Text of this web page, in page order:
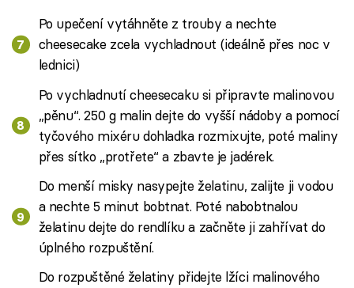
Po upečení vytáhněte z trouby a nechte
cheesecake zcela vychladnout (ideálně přes noc v
lednici)
Po vychladnutí cheesecaku si připravte malinovou
„pěnu“. 250 g malin dejte do vyšší nádoby a pomocí
tyčového mixéru dohladka rozmixujte, poté maliny
přes sítko „protřete“ a zbavte je jadérek.
Do menší misky nasypejte želatinu, zalijte ji vodou
a nechte 5 minut bobtnat. Poté nabobtnalou
želatinu dejte do rendlíku a začněte ji zahřívat do
úplného rozpuštění.
Do rozpuštěné želatiny přidejte lžíci malinového